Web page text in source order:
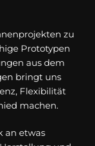
zu
Prototypen
aus dem
bringt uns
Flexibilität
machen.
an etwas